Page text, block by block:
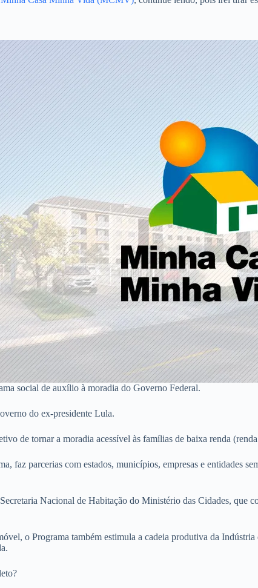
social de auxílio à moradia do Governo Federal.
do ex-presidente Lula.
de tornar a moradia acessível às famílias de baixa renda
faz parcerias com estados, municípios, empresas e entidades
Nacional de Habitação do Ministério das Cidades, que
o Programa também estimula a cadeia produtiva da